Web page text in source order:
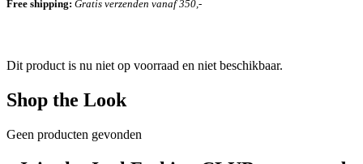
Free shipping: Gratis verzenden vanaf 350,-
Dit product is nu niet op voorraad en niet beschikbaar.
Shop the Look
Geen producten gevonden